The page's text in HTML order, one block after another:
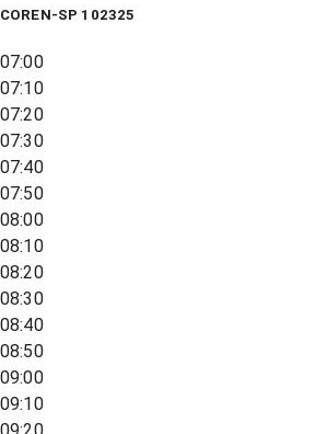
COREN-SP 102325
07:00
07:10
07:20
07:30
07:40
07:50
08:00
08:10
08:20
08:30
08:40
08:50
09:00
09:10